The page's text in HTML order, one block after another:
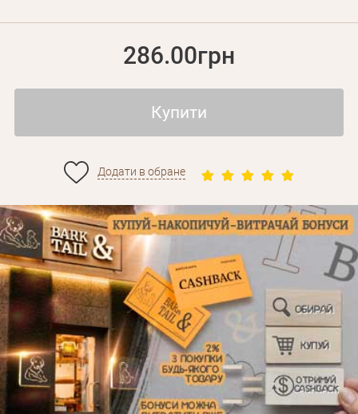
286.00грн
Купити
Додати в обране
Забули пароль?
Особисті дані